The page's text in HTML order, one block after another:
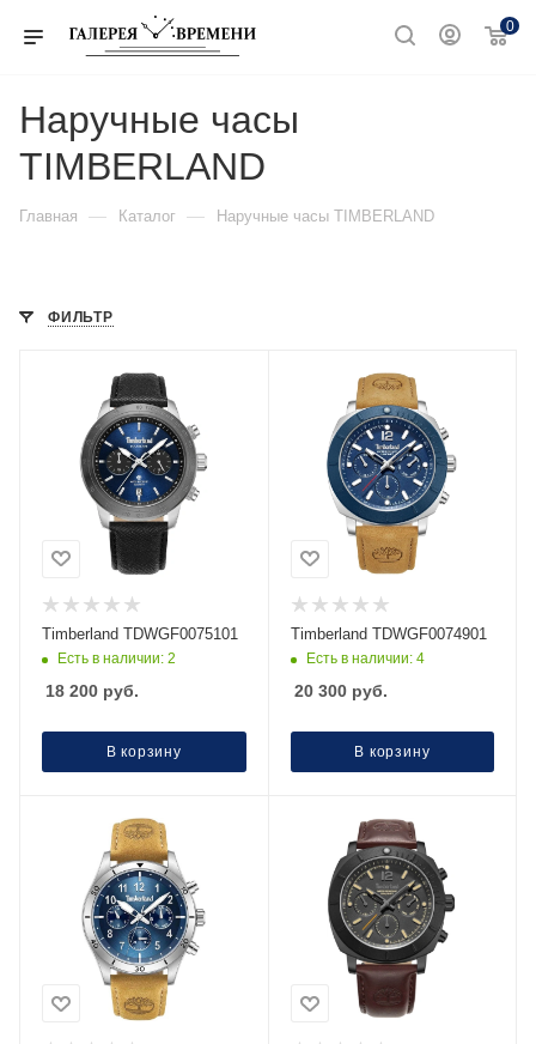
0
Наручные часы
TIMBERLAND
Главная — Каталог — Наручные часы TIMBERLAND
ФИЛЬТР
Timberland TDWGF0075101
Есть в наличии: 2
18 200 руб.
В корзину
Timberland TDWGF0074901
Есть в наличии: 4
20 300руб.
В корзину